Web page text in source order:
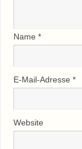
Name *
E-Mail-Adresse *
Website